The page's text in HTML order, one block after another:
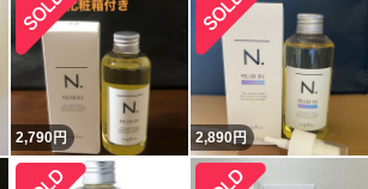
2,790円 2,890円